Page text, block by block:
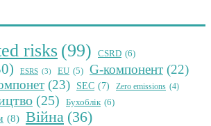
risks (99) CSRD (6)
ESRS (3) EU (5) G-компонент (22)
(23) SEC (7) Zero emissions (4)
(25) Бухоблік (6)
(8) Війна (36)